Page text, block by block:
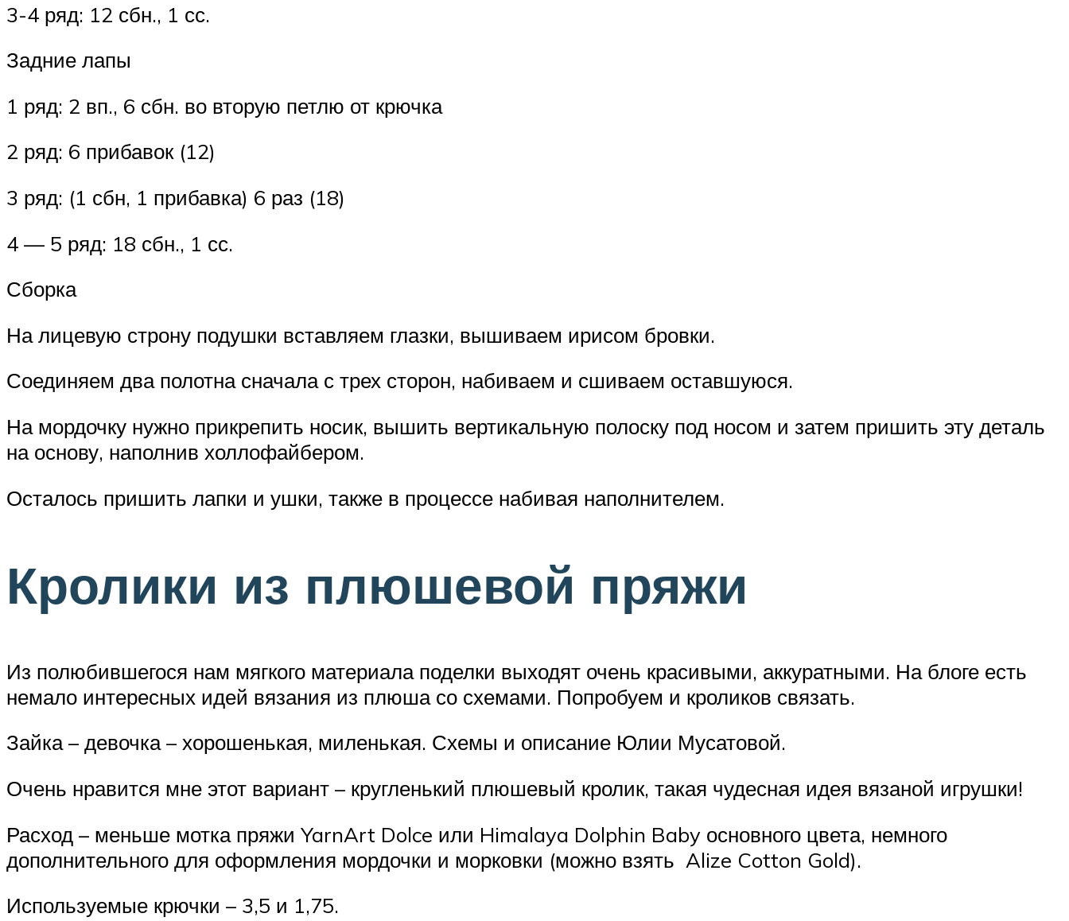
3-4 ряд: 12 сбн., 1 сс.
Задние лапы
1 ряд: 2 вп., 6 сбн. во вторую петлю от крючка
2 ряд: 6 прибавок (12)
3 ряд: (1 сбн, 1 прибавка) 6 раз (18)
4 — 5 ряд: 18 сбн., 1 сс.
Сборка
На лицевую строну подушки вставляем глазки, вышиваем ирисом бровки.
Соединяем два полотна сначала с трех сторон, набиваем и сшиваем оставшуюся.
На мордочку нужно прикрепить носик, вышить вертикальную полоску под носом и затем пришить эту деталь
на основу, наполнив холлофайбером.
Осталось пришить лапки и ушки, также в процессе набивая наполнителем.
Кролики из плюшевой пряжи
Из полюбившегося нам мягкого материала поделки выходят очень красивыми, аккуратными. На блоге есть
немало интересных идей вязания из плюша со схемами. Попробуем и кроликов связать.
Зайка – девочка – хорошенькая, миленькая. Схемы и описание Юлии Мусатовой.
Очень нравится мне этот вариант – кругленький плюшевый кролик, такая чудесная идея вязаной игрушки!
Расход – меньше мотка пряжи YarnArt Dolce или Himalaya Dolphin Baby основного цвета, немного
дополнительного для оформления мордочки и морковки (можно взять Alize Cotton Gold).
Используемые крючки – 3,5 и 1,75.